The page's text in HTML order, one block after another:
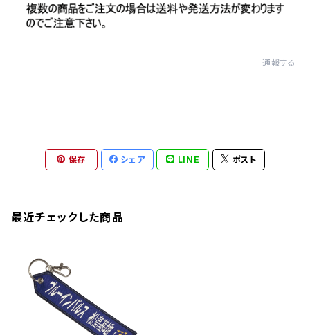
通報する
保存 シェア LINE ポスト
最近チェックした商品